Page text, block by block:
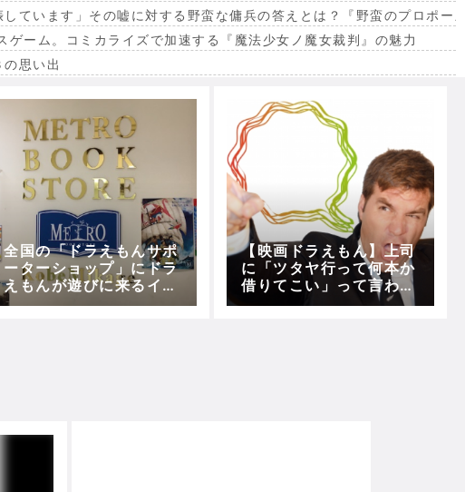
しています」その嘘に対する野蛮な傭兵の答えとは？『野蛮のプロポー
ゲーム。コミカライズで加速する『魔法少女ノ魔女裁判』の魅力
の思い出
全国の「ドラえもんサポ
ーターショップ」にドラ
えもんが遊びに来るイベ
ントが開催！！
【映画ドラえもん】上司
に「ツタヤ行って何本か
借りてこい」って言われ
たから借りてきた！！